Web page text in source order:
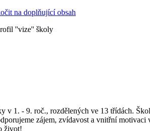
na doplňující obsah
''vize'' školy
v 1. - 9. roč., rozdělených ve 13 třídách.
zájem, zvídavost a vnitřní motivaci
život!